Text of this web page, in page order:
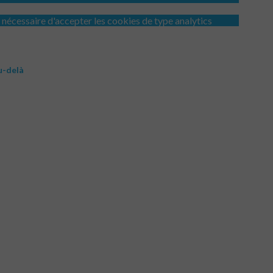
d'accepter les cookies de type analytics
delà